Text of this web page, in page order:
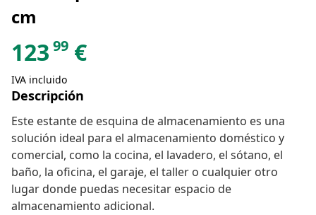
cm
123 99 €
IVA incluido
Descripción
Este estante de esquina de almacenamiento es una
solución ideal para el almacenamiento doméstico y
comercial, como la cocina, el lavadero, el sótano, el
baño, la oficina, el garaje, el taller o cualquier otro
lugar donde puedas necesitar espacio de
almacenamiento adicional.